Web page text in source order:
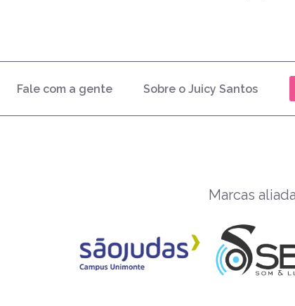
Fale com a gente Sobre o Juicy Santos
Marcas